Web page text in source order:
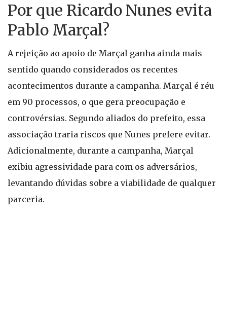
Por que Ricardo Nunes evita
Pablo Marçal?
A rejeição ao apoio de Marçal ganha ainda mais
sentido quando considerados os recentes
acontecimentos durante a campanha. Marçal é réu
em 90 processos, o que gera preocupação e
controvérsias. Segundo aliados do prefeito, essa
associação traria riscos que Nunes prefere evitar.
Adicionalmente, durante a campanha, Marçal
exibiu agressividade para com os adversários,
levantando dúvidas sobre a viabilidade de qualquer
parceria.